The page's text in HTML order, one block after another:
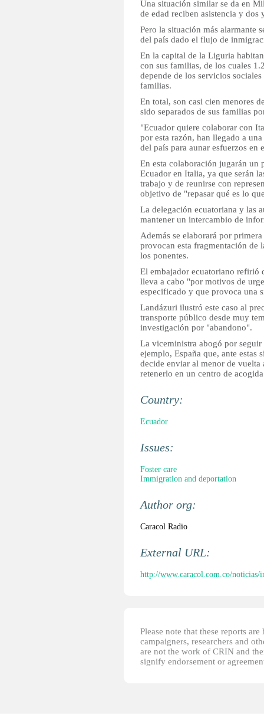
Una situación similar se da en
de edad reciben asistencia y dos
Pero la situación más alarmante
del país dado el flujo de
En la capital de la Liguria
con sus familias, de los cuales
depende de los servicios
familias.
En total, son casi cien menores
sido separados de sus familias
"Ecuador quiere colaborar con
por esta razón, han llegado a
del país para aunar esfuerzos en
En esta colaboración jugarán un
Ecuador en Italia, ya que serán
trabajo y de reunirse con
objetivo de "repasar qué es lo
La delegación ecuatoriana y las
mantener un intercambio de
Además se elaborará por
provocan esta fragmentación de
los ponentes.
El embajador ecuatoriano refirió
lleva a cabo "por motivos de
especificado y que provoca una
Landázuri ilustró este caso al
transporte público desde muy
investigación por "abandono".
La viceministra abogó por
ejemplo, España que, ante estas
decide enviar al menor de vuelta
retenerlo en un centro de
Country:
Ecuador
Issues:
Foster care
Immigration and deportation
Author org:
Caracol Radio
External URL:
http://www.caracol.com.co/noticias/
Please note that these reports
campaigners, researchers and
are not the work of CRIN and
signify endorsement or